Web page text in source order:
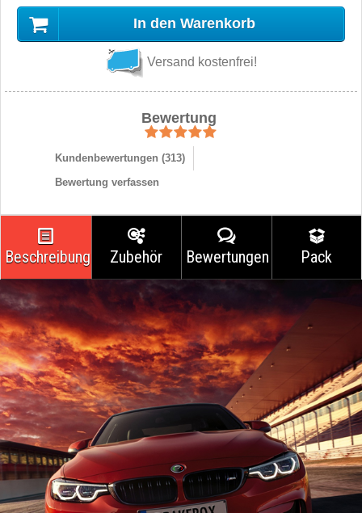
In den Warenkorb
Versand kostenfrei!
Bewertung
Kundenbewertungen (313)
Bewertung verfassen
Beschreibung Zubehör Bewertungen Pack